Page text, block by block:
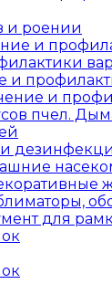
и роении
и
и
и
пчел.
для